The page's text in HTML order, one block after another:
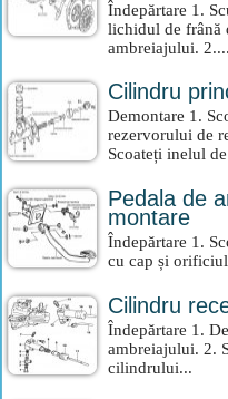
Îndepărtare 1.
lichidul de frână
ambreiajului. 2....
Cilindru
Demontare 1.
rezervorului de
Scoateți inelul
Pedala de
montare
Îndepărtare 1.
cu cap și
Cilindru
Îndepărtare 1.
ambreiajului. 2.
cilindrului...